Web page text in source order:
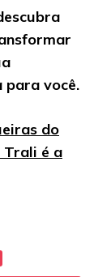
para você.
do
é a